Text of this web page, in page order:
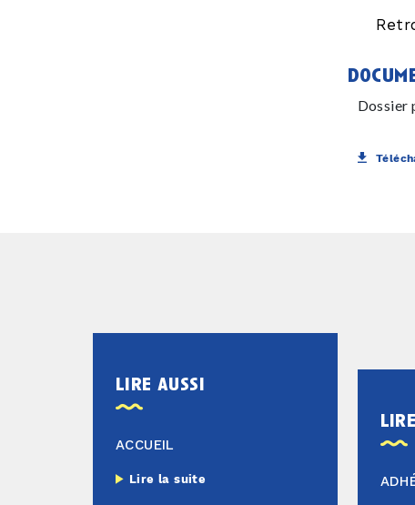
Dossier
lire aussi
ACCUEIL
Lire la suite